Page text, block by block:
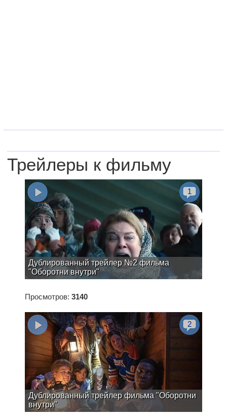
Трейлеры к фильму
Дублированный трейлер №2 фильма
"Оборотни внутри"
1
Просмотров: 3140
Дублированный трейлер фильма "Оборотни
внутри"
2